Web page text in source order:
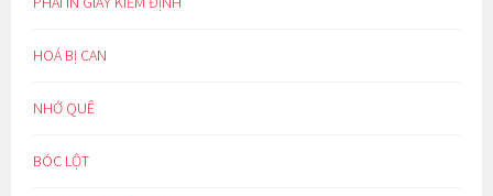
HOÁ BỊ CAN
NHỚ QUÊ
BÓC LỘT